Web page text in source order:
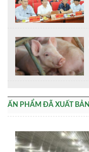
ẤN PHẨM ĐÃ XUẤT BẢN